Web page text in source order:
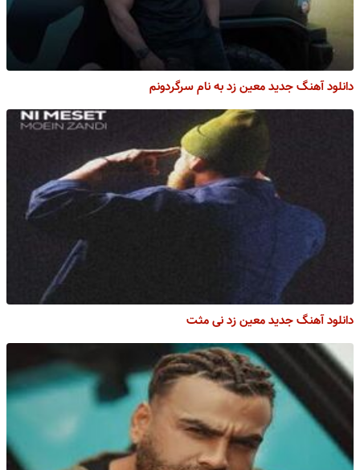
دانلود آهنگ جدید معین زد به نام سرگردونم
دانلود آهنگ جدید معین زد نی مثت